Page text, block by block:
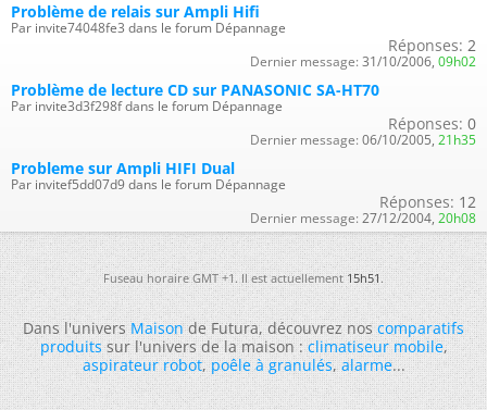
Problème de relais sur Ampli Hifi
Par invite74048fe3 dans le forum Dépannage
Réponses: 2
Dernier message: 31/10/2006, 09h02
Problème de lecture CD sur PANASONIC SA-HT70
Par invite3d3f298f dans le forum Dépannage
Réponses: 0
Dernier message: 06/10/2005, 21h35
Probleme sur Ampli HIFI Dual
Par invitef5dd07d9 dans le forum Dépannage
Réponses: 12
Dernier message: 27/12/2004, 20h08
Fuseau horaire GMT +1. Il est actuellement15h51.
Dans l'universMaisonde Futura, découvrez noscomparatifs
produitssur l'univers de la maison :climatiseur mobile,
aspirateur robot,poêle à granulés,alarme...